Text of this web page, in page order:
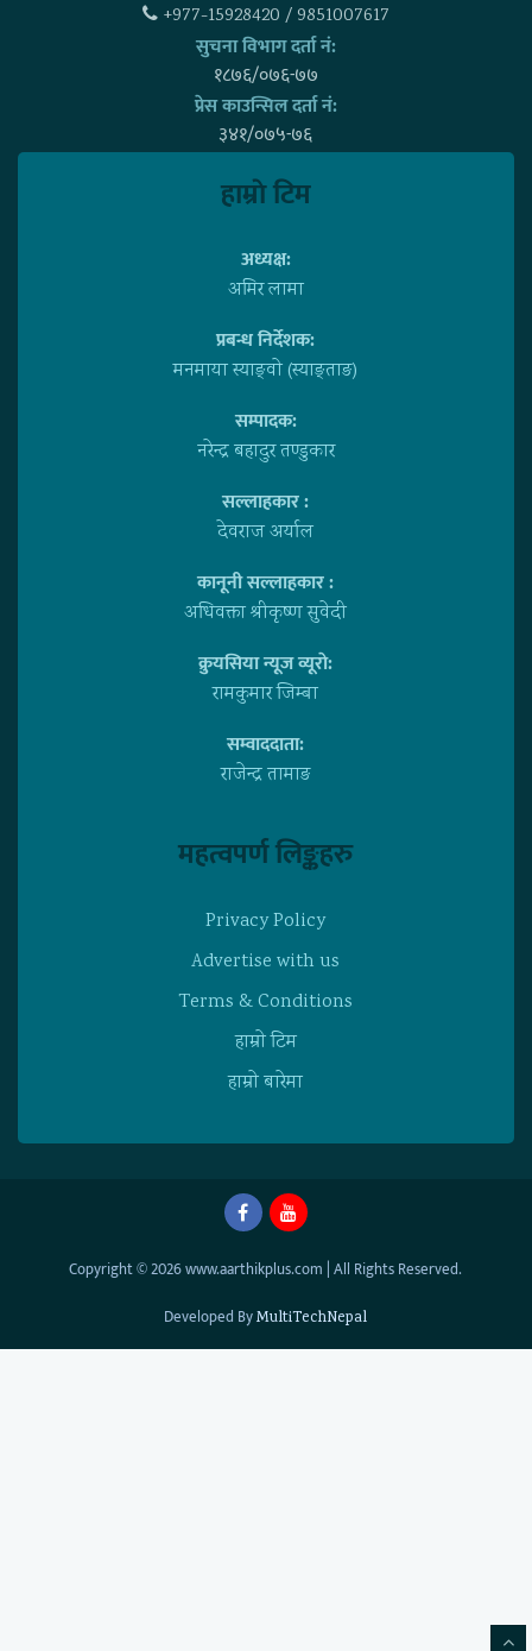
+977-15928420 / 9851007617
सुचना विभाग दर्ता नं:
१८७६/०७६-७७
प्रेस काउन्सिल दर्ता नं:
३४१/०७५-७६
हाम्राे टिम
अध्यक्ष:
अमिर लामा
प्रबन्ध निर्देशक:
मनमाया स्याङ्वाे (स्याङ्ताङ)
सम्पादक:
नरेन्द्र बहादुर तण्डुकार
सल्लाहकार :
देवराज अर्याल
कानूनी सल्लाहकार :
अधिवक्ता श्रीकृष्ण सुवेदी
क्रुयसिया न्यूज व्यूराे:
रामकुमार जिम्बा
सम्वाददाता:
राजेन्द्र तामाङ
महत्वपर्ण लिङ्कहरु
Privacy Policy
Advertise with us
Terms & Conditions
हाम्राे टिम
हाम्राे बारेमा
Copyright © 2026 www.aarthikplus.com | All Rights Reserved.
Developed ByMultiTechNepal